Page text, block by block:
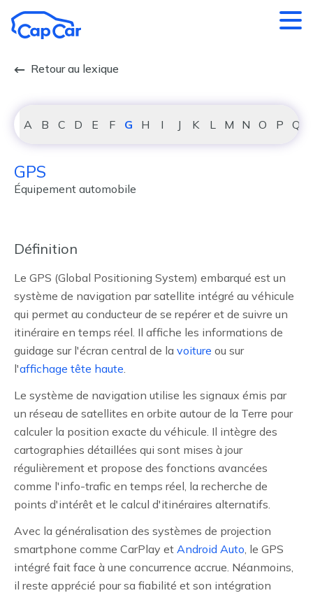
Retour au lexique
A B C D E F G H I J K L M N O P Q
GPS
Équipement automobile
Définition
Le GPS (Global Positioning System) embarqué est un
système de navigation par satellite intégré au véhicule
qui permet au conducteur de se repérer et de suivre un
itinéraire en temps réel. Il affiche les informations de
guidage sur l'écran central de la voiture ou sur
l'affichage tête haute.
Le système de navigation utilise les signaux émis par
un réseau de satellites en orbite autour de la Terre pour
calculer la position exacte du véhicule. Il intègre des
cartographies détaillées qui sont mises à jour
régulièrement et propose des fonctions avancées
comme l'info-trafic en temps réel, la recherche de
points d'intérêt et le calcul d'itinéraires alternatifs.
Avec la généralisation des systèmes de projection
smartphone comme CarPlay et Android Auto, le GPS
intégré fait face à une concurrence accrue. Néanmoins,
il reste apprécié pour sa fiabilité et son intégration